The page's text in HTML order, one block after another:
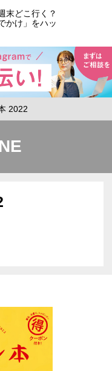
末どこ行く？
かけ」をハッ
2022